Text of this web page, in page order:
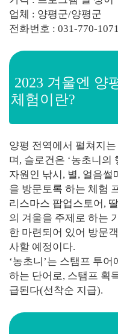
업체 : 양평군/양평군
전화번호 : 031-770-
2023 겨울엔 양
체험이란?
양평 전역에서 펼쳐지
며, 슬로건은 ‘농초니의
자원인 낚시, 별, 얼음
을 방문토록 하는 체험
리스마스 팝업스토어,
의 겨울을 주제로 하는
한 마련되어 있어 방문
사할 예정이다.
‘농초니’는 스탬프 투
하는 단어로, 스탬프 획
급된다(선착순 지급).